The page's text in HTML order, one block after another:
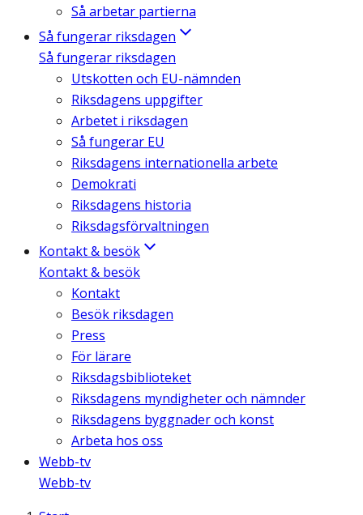
Så arbetar partierna
Så fungerar riksdagen
Så fungerar riksdagen
Utskotten och EU-nämnden
Riksdagens uppgifter
Arbetet i riksdagen
Så fungerar EU
Riksdagens internationella arbete
Demokrati
Riksdagens historia
Riksdagsförvaltningen
Kontakt & besök
Kontakt & besök
Kontakt
Besök riksdagen
Press
För lärare
Riksdagsbiblioteket
Riksdagens myndigheter och nämnder
Riksdagens byggnader och konst
Arbeta hos oss
Webb-tv
Webb-tv